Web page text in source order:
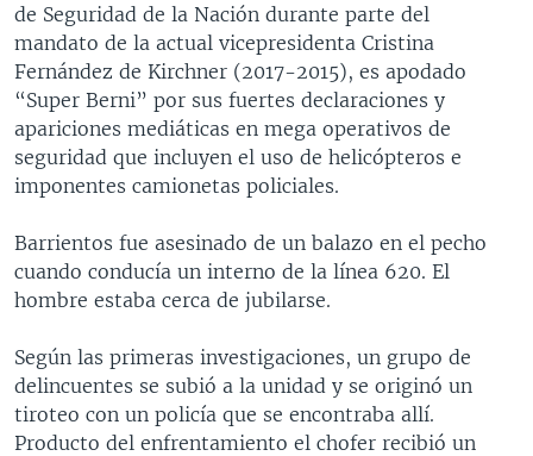
de Seguridad de la Nación durante parte del
mandato de la actual vicepresidenta Cristina
Fernández de Kirchner (2017-2015), es apodado
“Super Berni” por sus fuertes declaraciones y
apariciones mediáticas en mega operativos de
seguridad que incluyen el uso de helicópteros e
imponentes camionetas policiales.
Barrientos fue asesinado de un balazo en el pecho
cuando conducía un interno de la línea 620. El
hombre estaba cerca de jubilarse.
Según las primeras investigaciones, un grupo de
delincuentes se subió a la unidad y se originó un
tiroteo con un policía que se encontraba allí.
Producto del enfrentamiento el chofer recibió un